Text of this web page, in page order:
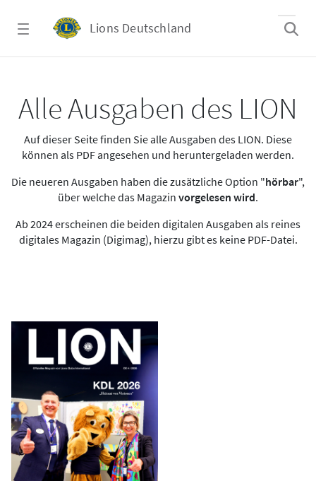
Lions Deutschland
Alle Ausgaben des LION
Auf dieser Seite finden Sie alle Ausgaben des LION. Diese
können als PDF angesehen und heruntergeladen werden.
Die neueren Ausgaben haben die zusätzliche Option "hörbar",
über welche das Magazin vorgelesen wird.
Ab 2024 erscheinen die beiden digitalen Ausgaben als reines
digitales Magazin (Digimag), hierzu gibt es keine PDF-Datei.